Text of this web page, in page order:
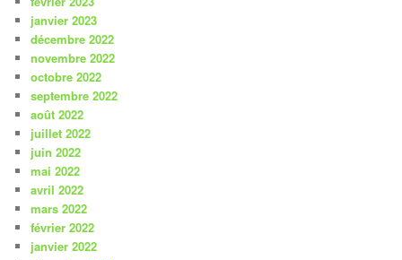
janvier 2023
décembre 2022
novembre 2022
octobre 2022
septembre 2022
août 2022
juillet 2022
juin 2022
mai 2022
avril 2022
mars 2022
février 2022
janvier 2022